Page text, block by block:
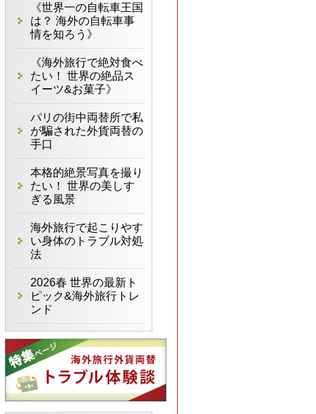
《世界一の自転車王国
は？ 海外の自転車事
情を知ろう》
《海外旅行で絶対食べ
たい！ 世界の絶品ス
イーツ&お菓子》
パリの街中両替所で私
が騙された外貨両替の
手口
本格的絶景写真を撮り
たい！ 世界の美しす
ぎる風景
海外旅行で起こりやす
い身体のトラブル対処
法
2026春 世界の最新ト
ピック&海外旅行トレ
ンド